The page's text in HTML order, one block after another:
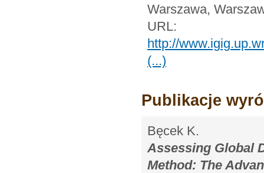
Warszawa,
URL:
http://
(...)
Publikacje
Bęcek K.
Assessing Global
Method: The